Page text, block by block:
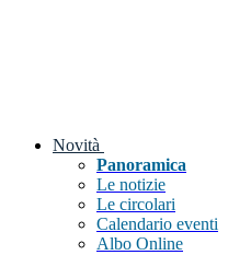
Novità
Panoramica
Le notizie
Le circolari
Calendario eventi
Albo Online